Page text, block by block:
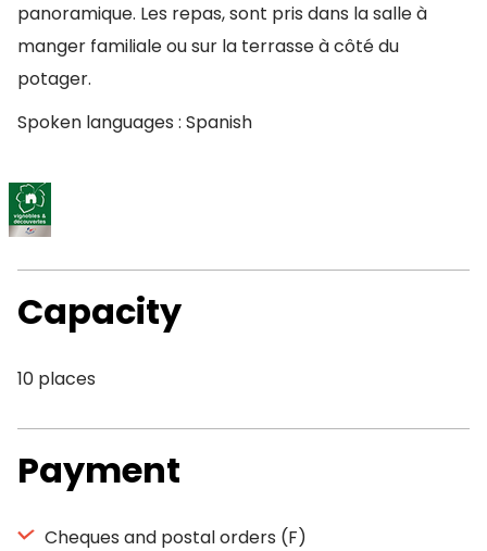
panoramique. Les repas, sont pris dans la salle à
manger familiale ou sur la terrasse à côté du
potager.
Spoken languages : Spanish
Capacity
10 places
Payment
Cheques and postal orders (F)